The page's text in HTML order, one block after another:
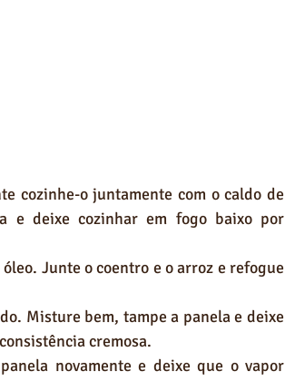
cozinhe-o juntamente com o caldo de
e deixe cozinhar em fogo baixo por
Junte o coentro e o arroz e refogue
Misture bem, tampe a panela e deixe
cremosa.
novamente e deixe que o vapor